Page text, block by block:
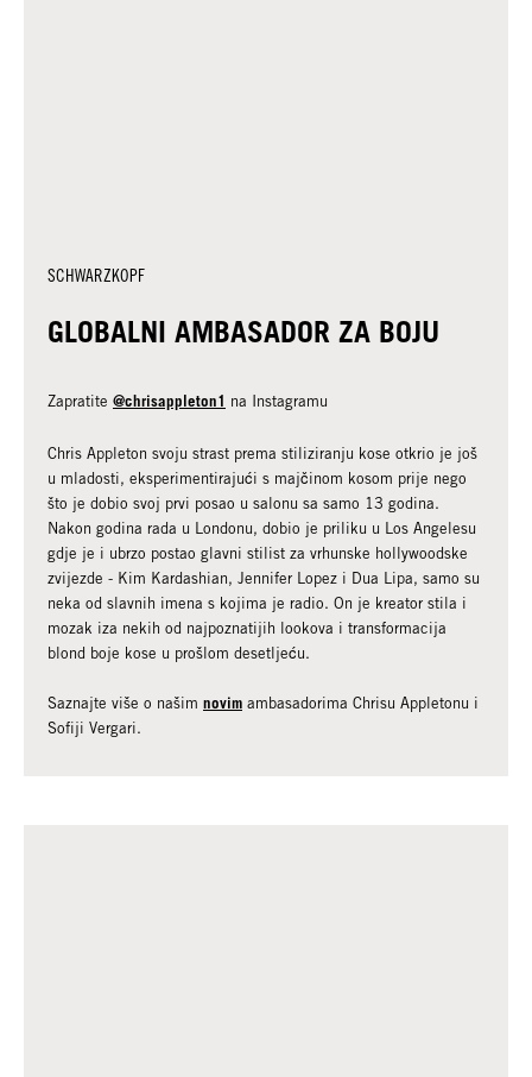
SCHWARZKOPF
GLOBALNI AMBASADOR ZA BOJU
Zapratite @chrisappleton1 na Instagramu
Chris Appleton svoju strast prema stiliziranju kose otkrio je još
u mladosti, eksperimentirajući s majčinom kosom prije nego
što je dobio svoj prvi posao u salonu sa samo 13 godina.
Nakon godina rada u Londonu, dobio je priliku u Los Angelesu
gdje je i ubrzo postao glavni stilist za vrhunske hollywoodske
zvijezde - Kim Kardashian, Jennifer Lopez i Dua Lipa, samo su
neka od slavnih imena s kojima je radio. On je kreator stila i
mozak iza nekih od najpoznatijih lookova i transformacija
blond boje kose u prošlom desetljeću.
Saznajte više o našim novim ambasadorima Chrisu Appletonu i
Sofiji Vergari.